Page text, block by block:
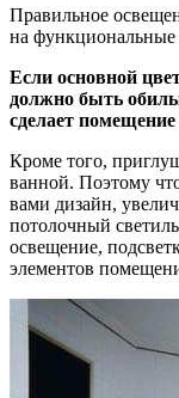
Правильное
на функциональные
Если основной
должно быть
сделает
Кроме того,
ванной. Поэтому
вами дизайн,
потолочный
освещение,
элементов